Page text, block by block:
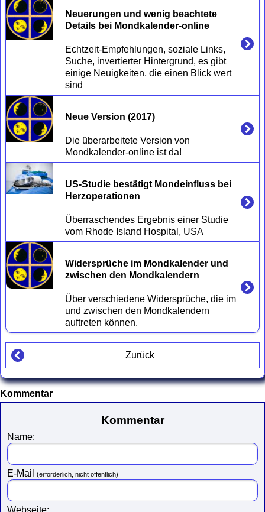
Neuerungen und wenig beachtete
Details bei Mondkalender-online
Echtzeit-Empfehlungen, soziale Links,
Suche, invertierter Hintergrund, es gibt
einige Neuigkeiten, die einen Blick wert
Neue Version (2017)
Die überarbeitete Version von
US-Studie bestätigt Mondeinfluss bei
Herzoperationen
Überraschendes Ergebnis einer Studie
Widersprüche im Mondkalender und
zwischen den Mondkalendern
Über verschiedene Widersprüche, die im
und zwischen den Mondkalendern
Zurück
Kommentar
Kommentar
Name:
E-Mail (erforderlich, nicht öffentlich)
Webseite: